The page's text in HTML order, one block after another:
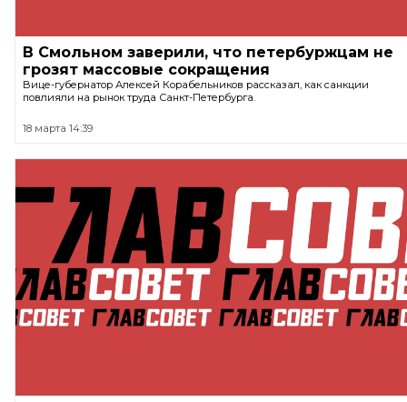
В Смольном заверили, что петербуржцам не
грозят массовые сокращения
Вице-губернатор Алексей Корабельников рассказал, как санкции
повлияли на рынок труда Санкт-Петербурга.
18 марта 14:39